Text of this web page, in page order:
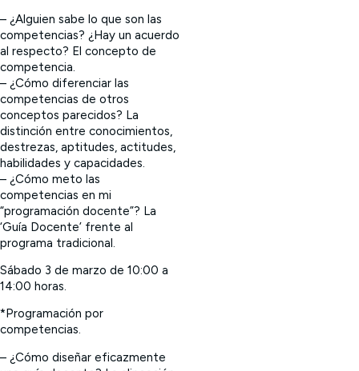
– ¿Alguien sabe lo que son las
competencias? ¿Hay un acuerdo
al respecto? El concepto de
competencia.
– ¿Cómo diferenciar las
competencias de otros
conceptos parecidos? La
distinción entre conocimientos,
destrezas, aptitudes, actitudes,
habilidades y capacidades.
– ¿Cómo meto las
competencias en mi
“programación docente”? La
‘Guía Docente’ frente al
programa tradicional.
Sábado 3 de marzo de 10:00 a
14:00 horas.
*Programación por
competencias.
– ¿Cómo diseñar eficazmente